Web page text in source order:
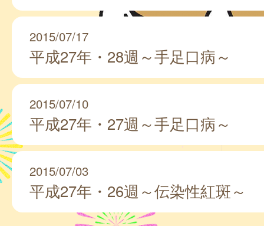
2015/07/17
平成27年・28週～手足口病～
2015/07/10
平成27年・27週～手足口病～
2015/07/03
平成27年・26週～伝染性紅斑～